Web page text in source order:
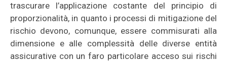
trascurare l’applicazione costante del principio di
proporzionalità, in quanto i processi di mitigazione del
rischio devono, comunque, essere commisurati alla
dimensione e alle complessità delle diverse entità
assicurative con un faro particolare acceso sui rischi